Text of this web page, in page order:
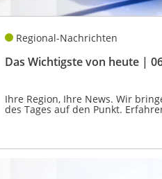
Regional-Nachrichten
Das Wichtigste von heute |
Ihre Region, Ihre News. Wir
des Tages auf den Punkt.